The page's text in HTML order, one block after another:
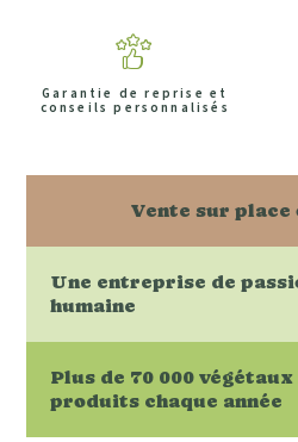
Garantie de reprise et
conseils personnalisés
Vente sur place
Une entreprise de
humaine
Plus de 70 000
produits chaque année